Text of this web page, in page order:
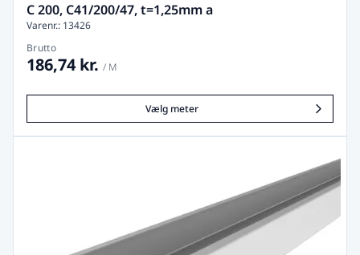
C 200, C41/200/47, t=1,25mm a
Varenr.: 13426
Brutto
186,74 kr. / M
Vælg meter